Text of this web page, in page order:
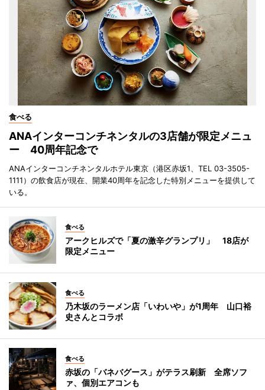
食べる
ANAインターコンチネンタルの3店舗が限定メニュ
ー 40周年記念で
ANAインターコンチネンタルホテル東京（港区赤坂1、TEL 03-3505-
1111）の飲食店が現在、開業40周年を記念した特別メニューを提供して
いる。
食べる
アークヒルズで「夏の激辛グランプリ」 18店が
限定メニュー
食べる
乃木坂のラーメン店「いわいや」が1周年 山口裕
史さんとコラボ
食べる
赤坂の「バネバグース」がテラス刷新 全席ソフ
ァ、個別エアコンも